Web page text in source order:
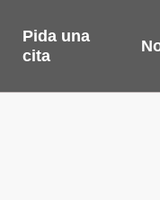
Pida una
cita